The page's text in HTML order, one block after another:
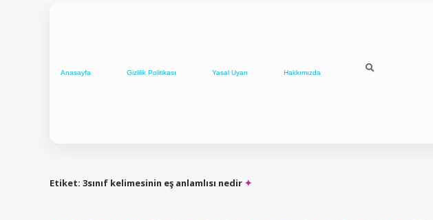
Anasayfa Gizlilik Politikası Yasal Uyarı Hakkımızda
Etiket: 3sınıf kelimesinin eş anlamlısı nedir